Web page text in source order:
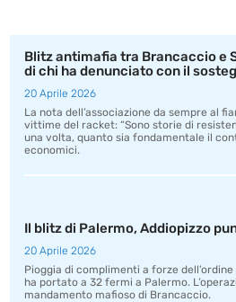
Blitz antimafia tra Brancaccio e
di chi ha denunciato con il
20 Aprile 2026
La nota dell’associazione da sempre al
vittime del racket: “Sono storie di
una volta, quanto sia fondamentale il
economici.
Il blitz di Palermo, Addiopizzo
20 Aprile 2026
Pioggia di complimenti a forze
ha portato a 32 fermi a Palermo.
mandamento mafioso di Brancaccio.